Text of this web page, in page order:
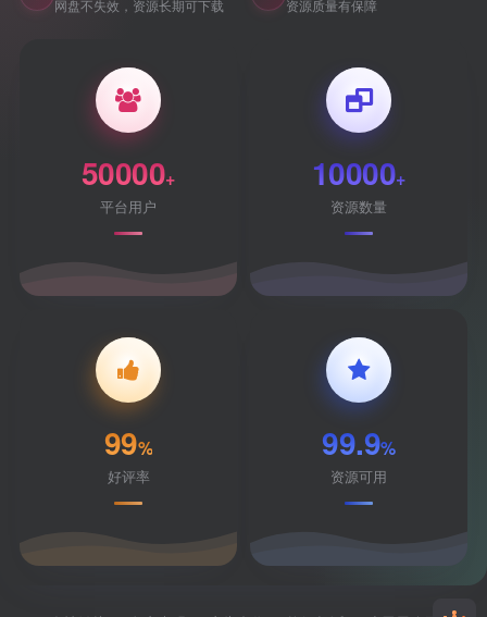
网盘不失效，资源长期可下载 资源质量有保障
50000+
平台用户
10000+
资源数量
99%
好评率
99.9%
资源可用